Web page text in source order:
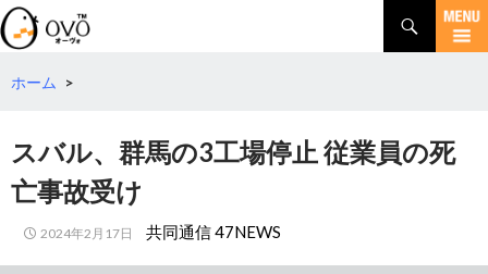
検
索
コ
テホーム >
スバル、群馬の3工場停止 従業員の死
亡事故受け
2024年2月17日 共同通信 47NEWS